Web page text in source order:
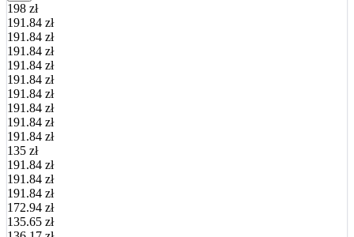
198 zł
191.84 zł
191.84 zł
191.84 zł
191.84 zł
191.84 zł
191.84 zł
191.84 zł
191.84 zł
191.84 zł
135 zł
191.84 zł
191.84 zł
191.84 zł
172.94 zł
135.65 zł